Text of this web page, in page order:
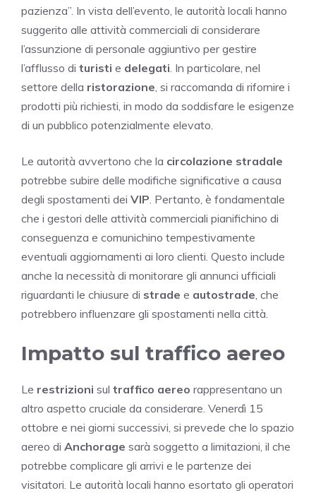
pazienza”. In vista dell’evento, le autorità locali hanno
suggerito alle attività commerciali di considerare
l’assunzione di personale aggiuntivo per gestire
l’afflusso di turisti e delegati. In particolare, nel
settore della ristorazione, si raccomanda di rifornire i
prodotti più richiesti, in modo da soddisfare le esigenze
di un pubblico potenzialmente elevato.
Le autorità avvertono che la circolazione stradale
potrebbe subire delle modifiche significative a causa
degli spostamenti dei VIP. Pertanto, è fondamentale
che i gestori delle attività commerciali pianifichino di
conseguenza e comunichino tempestivamente
eventuali aggiornamenti ai loro clienti. Questo include
anche la necessità di monitorare gli annunci ufficiali
riguardanti le chiusure di strade e autostrade, che
potrebbero influenzare gli spostamenti nella città.
Impatto sul traffico aereo
Le restrizioni sul traffico aereo rappresentano un
altro aspetto cruciale da considerare. Venerdì 15
ottobre e nei giorni successivi, si prevede che lo spazio
aereo di Anchorage sarà soggetto a limitazioni, il che
potrebbe complicare gli arrivi e le partenze dei
visitatori. Le autorità locali hanno esortato gli operatori